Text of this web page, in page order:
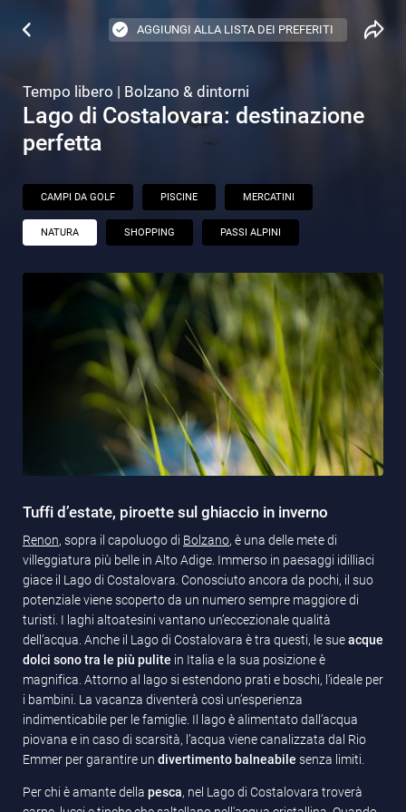
AGGIUNGI ALLA LISTA DEI PREFERITI
Tempo libero | Bolzano & dintorni
Lago di Costalovara: destinazione
perfetta
CAMPI DA GOLF PISCINE MERCATINI
NATURA SHOPPING PASSI ALPINI
Tuffi d’estate, piroette sul ghiaccio in inverno
Renon, sopra il capoluogo di Bolzano, è una delle mete di
villeggiatura più belle in Alto Adige. Immerso in paesaggi idilliaci
giace il Lago di Costalovara. Conosciuto ancora da pochi, il suo
potenziale viene scoperto da un numero sempre maggiore di
turisti. I laghi altoatesini vantano un’eccezionale qualità
dell’acqua. Anche il Lago di Costalovara è tra questi, le sueacque
dolci sono tra le più pulite in Italia e la sua posizione è
magnifica. Attorno al lago si estendono prati e boschi, l’ideale per
i bambini. La vacanza diventerà così un’esperienza
indimenticabile per le famiglie. Il lago è alimentato dall’acqua
piovana e in caso di scarsità, l’acqua viene canalizzata dal Rio
Emmer per garantire un divertimento balneabile senza limiti.
Per chi è amante della pesca, nel Lago di Costalovara troverà